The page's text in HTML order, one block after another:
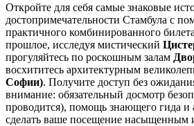
Откройте для себя самые знаковые
достопримечательности Стамбула с
практичного комбинированного
прошлое, исследуя мистический
прогуляйтесь по роскошным залам
восхититесь архитектурным
Софии). Получите доступ без
внимание: обязательный досмотр
проводится), помощь знающего гида и
сделать ваше посещение насыщенным